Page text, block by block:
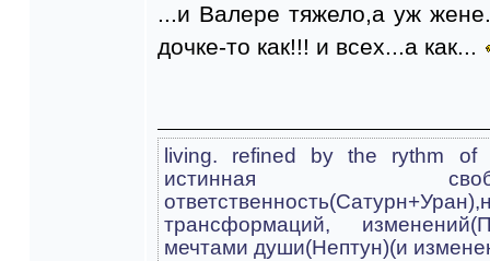
...и Валере тяжело,а уж
дочке-то как!!! и всех...а как...
living. refined by the rythm of
истинная
трансформаций,
мечтами души(Нептун)(и